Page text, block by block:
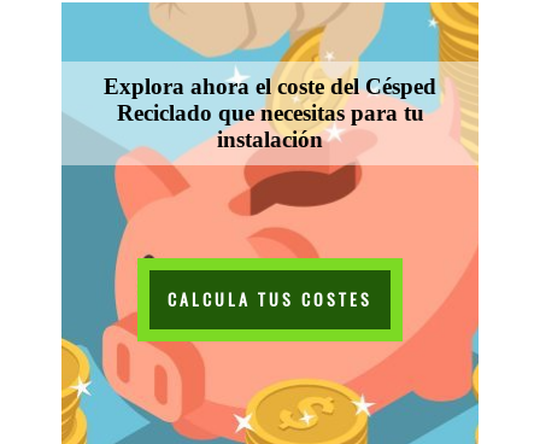
Explora ahora el coste del Césped
Reciclado que necesitas para tu
instalación
CALCULA TUS COSTES